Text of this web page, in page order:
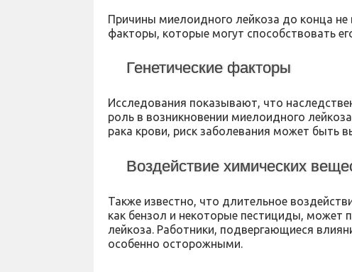
Причины миелоидного лейкоза до конца
факторы, которые могут способствовать
Генетические факторы
Исследования показывают, что
роль в возникновении миелоидного
рака крови, риск заболевания может быть
Воздействие химических
Также известно, что длительное
как бензол и некоторые пестициды, может
лейкоза. Работники, подвергающиеся
особенно осторожными.